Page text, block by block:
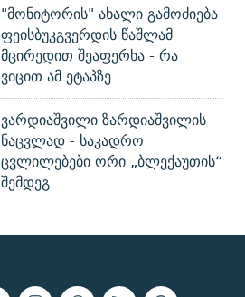
"მონიტორის" ახალი გამოძიება
ფეისბუკგვერდის წაშლამ
მცირედით შეაფერხა - რა
ვიცით ამ ეტაპზე
ვარდიაშვილი ზარდიაშვილის
ნაცვლად - საკადრო
ცვლილებები ორი „ბლექაუთის“
შემდეგ